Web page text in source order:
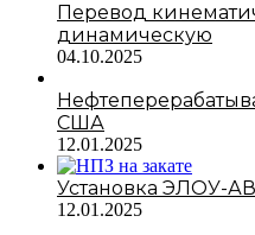
Перевод
динамическую
04.10.2025
США
12.01.2025
Установка ЭЛОУ-
12.01.2025